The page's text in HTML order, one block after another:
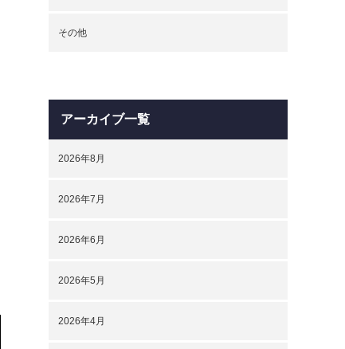
その他
アーカイブ一覧
2026年8月
2026年7月
2026年6月
2026年5月
2026年4月